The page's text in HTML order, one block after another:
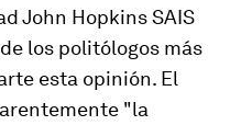
John Hopkins SAIS
los politólogos más
esta opinión. El
"la